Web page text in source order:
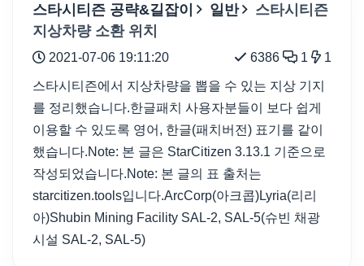
스타시티즌 공략&길잡이 일반
스타시티즌
지상차량 소환 위치
2021-07-06 19:11:20 6386 1 1
스타시티즌에서 지상차량을 뽑을 수 있는 지상 기지
를 정리했습니다.한글패치 사용자분들이 보다 쉽게
이용할 수 있도록 영어, 한글(패치버전) 표기를 같이
했습니다.Note: 본 글은 StarCitizen 3.13.1 기준으로
작성되었습니다.Note: 본 글의 표 출처는
starcitizen.tools입니다.ArcCorp(아크콥)Lyria(리리
아)Shubin Mining Facility SAL-2, SAL-5(슈빈 채광
시설 SAL-2, SAL-5)